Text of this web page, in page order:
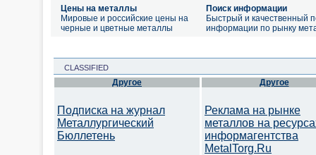
Цены на металлы
Мировые и российские цены на
черные и цветные металлы
Поиск информации
Быстрый и качественный
информации по рынку
CLASSIFIED
Другое
Подписка на журнал
Металлургический
Бюллетень
Другое
Реклама на рынке
металлов на
информагентства
MetalTorg.Ru